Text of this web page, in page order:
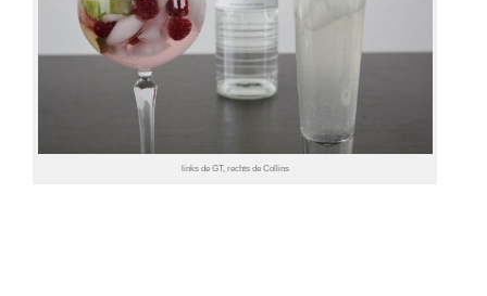
links de GT, rechts de Collins